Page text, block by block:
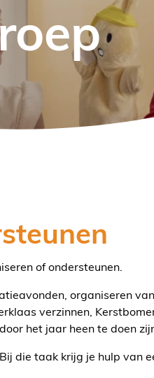
of ondersteunen.
organiseren
verzinnen,
het jaar heen te doen
die taak krijg je hulp van